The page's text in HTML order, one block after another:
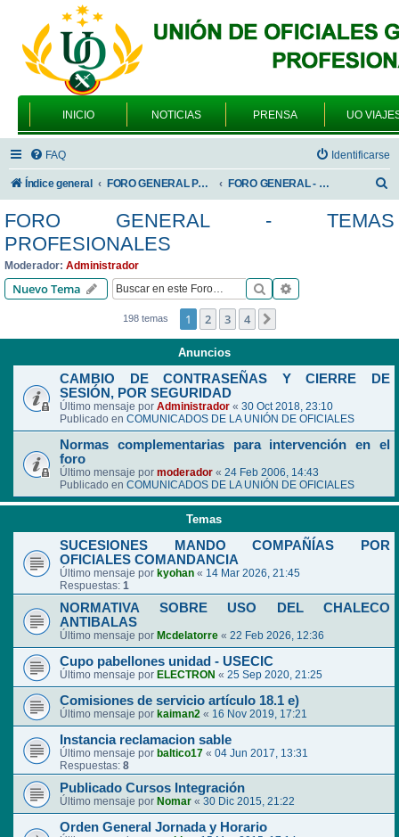
INICIO NOTICIAS PRENSA UO
FAQ Identificarse
Índice general FORO GENERAL PARA TODOS LOS USUARIOS FORO GENERAL - TEMAS PROFESIONALES
s
FORO GENERAL - TEMAS
PROFESIONALES
Moderador: Administrador
Nuevo Tema Buscar
198 temas 1 2 3 4
Anuncios
CAMBIO DE CONTRASEÑAS Y CIERRE DE
SESIÓN, POR SEGURIDAD
Último mensaje por Administrador « 30 Oct 2018, 23:10
Publicado en COMUNICADOS DE LA UNIÓN DE OFICIALES
Normas complementarias para intervención en el
foro
Último mensaje por moderador « 24 Feb 2006, 14:43
Publicado en COMUNICADOS DE LA UNIÓN DE OFICIALES
Temas
SUCESIONES MANDO COMPAÑÍAS POR
OFICIALES COMANDANCIA
Último mensaje por kyohan « 14 Mar 2026, 21:45
Respuestas: 1
NORMATIVA SOBRE USO DEL CHALECO
ANTIBALAS
Último mensaje por Mcdelatorre « 22 Feb 2026, 12:36
Cupo pabellones unidad - USECIC
Último mensaje por ELECTRON « 25 Sep 2020, 21:25
Comisiones de servicio artículo 18.1 e)
Último mensaje por kaiman2 « 16 Nov 2019, 17:21
Instancia reclamacion sable
Último mensaje por baltico17 « 04 Jun 2017, 13:31
Respuestas: 8
Publicado Cursos Integración
Último mensaje por Nomar « 30 Dic 2015, 21:22
Orden General Jornada y Horario